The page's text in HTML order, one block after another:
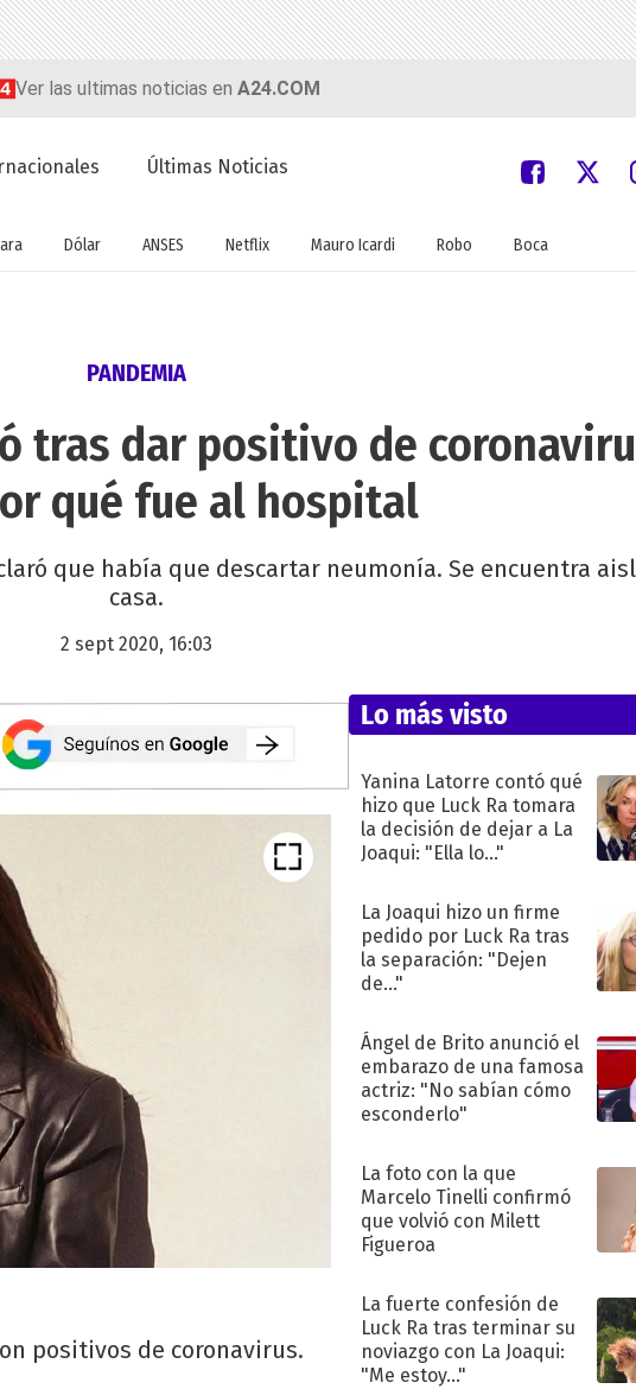
Ver las ultimas noticias en A24.COM
Últimas Noticias
Dólar ANSES Netflix Mauro Icardi Robo Boca
PANDEMIA
tras dar positivo de
qué fue al hospital
que había que descartar neumonía. Se encuentra
casa.
2 sept 2020, 16:03
positivos de coronavirus.
Lo más visto
Yanina Latorre contó qué
hizo que Luck Ra tomara
la decisión de dejar a La
Joaqui: "Ella lo..."
La Joaqui hizo un firme
pedido por Luck Ra tras
la separación: "Dejen
de..."
Ángel de Brito anunció el
embarazo de una famosa
actriz: "No sabían cómo
esconderlo"
La foto con la que
Marcelo Tinelli confirmó
que volvió con Milett
Figueroa
La fuerte confesión de
Luck Ra tras terminar su
noviazgo con La Joaqui:
"Me estoy..."